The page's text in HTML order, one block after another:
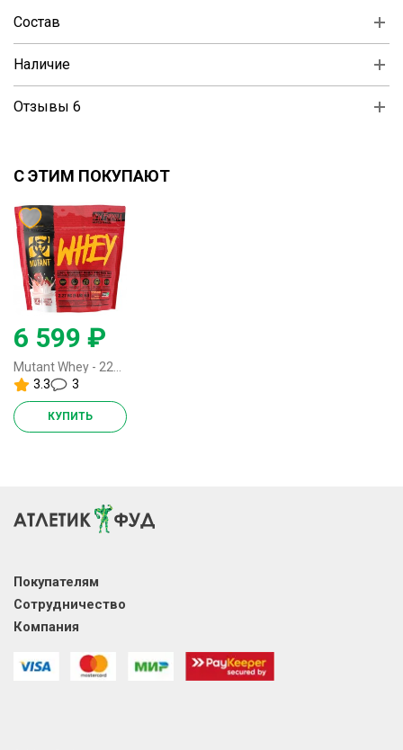
Состав
Наличие
Отзывы 6
С ЭТИМ ПОКУПАЮТ
6 599 ₽
3.3
3
КУПИТЬ
Покупателям
Сотрудничество
Компания